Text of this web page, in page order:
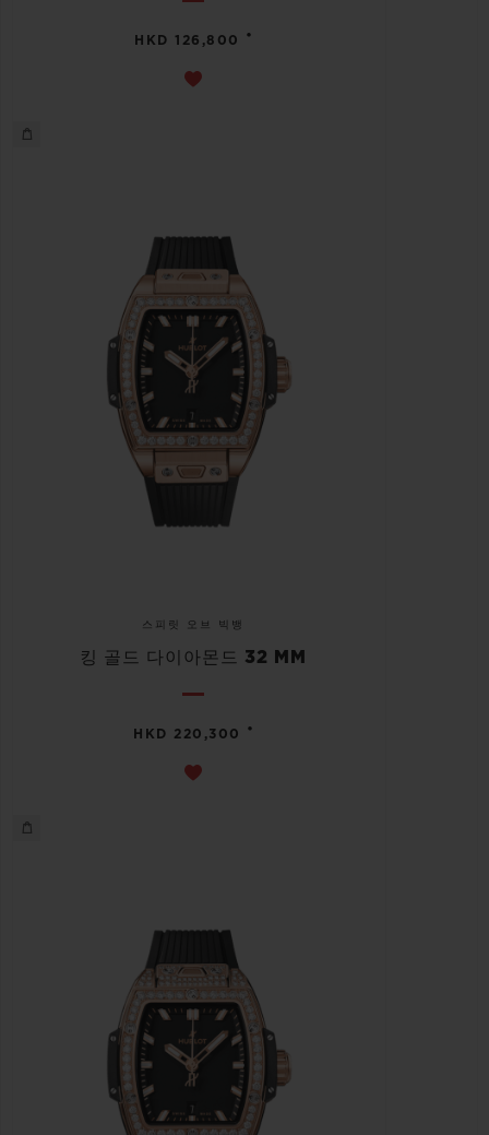
HKD 126,800 •
스피릿 오브 빅뱅
킹 골드 다이아몬드 32 MM
HKD 220,300 •